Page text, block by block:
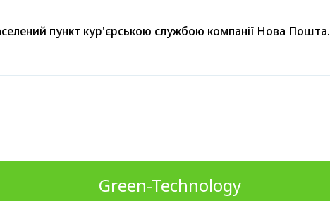
пункт кур'єрською службою компанії Нова Пошта.
Green-Technology